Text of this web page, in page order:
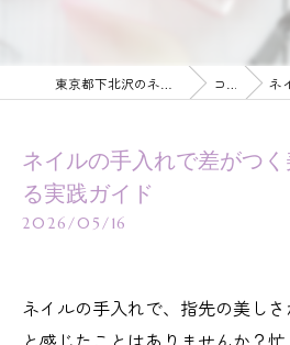
コラム ネイ
ネイルの手入れで差がつ
る実践ガイド
2026/05/16
ネイルの手入れで、指先の美し